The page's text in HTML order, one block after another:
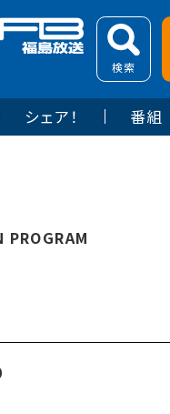
検索
シェア！ 番組
PROGRAM